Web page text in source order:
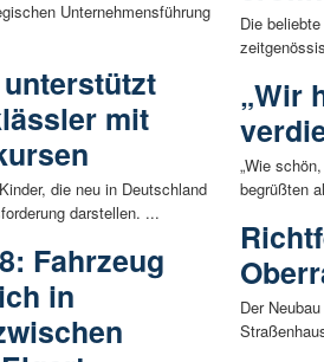
Unternehmensführung
mit
die neu in Deutschland
darstellen. ...
Fahrzeug
in
Die
„Wir
„Wie
begrüßten
Der